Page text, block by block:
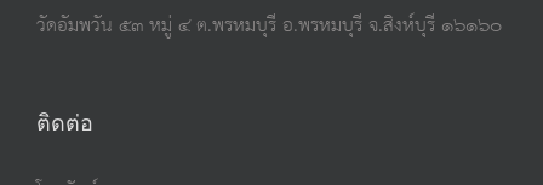
วัดอัมพวัน ๕๓ หมู่ ๔ ต.พรหมบุรี อ.พรหมบุรี จ.สิงห์บุรี ๑๖๑๖๐
ติดต่อ